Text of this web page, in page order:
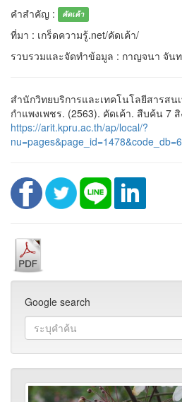
คำสำคัญ :
คัดเค้า
ที่มา : เกร็ดความรู้.net/คัดเค้า/
รวบรวมและจัดทำข้อมูล : กาญจนา จัน
สำนักวิทยบริการและเทคโนโลยีสารส
กำแพงเพชร. (2563). คัดเค้า. สืบค้น 7
https://arit.kpru.ac.th/ap/local/?
Google search